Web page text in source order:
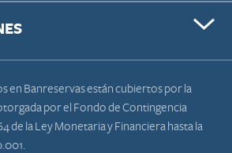
en Banreservas están cubiertos por la
por el Fondo de Contingencia
de la Ley Monetaria y Financiera hasta la